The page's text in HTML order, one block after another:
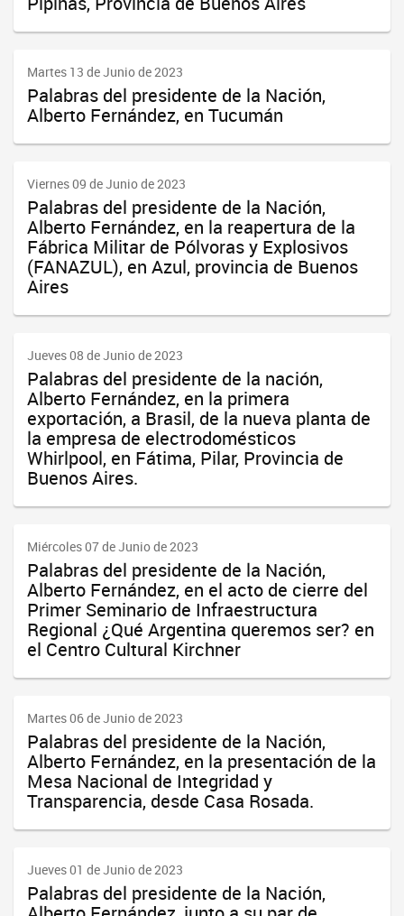
Martes 13 de Junio de 2023
Palabras del presidente de la Nación,
Alberto Fernández, en Tucumán
Viernes 09 de Junio de 2023
Palabras del presidente de la Nación,
Alberto Fernández, en la reapertura de la
Fábrica Militar de Pólvoras y Explosivos
(FANAZUL), en Azul, provincia de Buenos
Aires
Jueves 08 de Junio de 2023
Palabras del presidente de la nación,
Alberto Fernández, en la primera
exportación, a Brasil, de la nueva planta de
la empresa de electrodomésticos
Whirlpool, en Fátima, Pilar, Provincia de
Buenos Aires.
Miércoles 07 de Junio de 2023
Palabras del presidente de la Nación,
Alberto Fernández, en el acto de cierre del
Primer Seminario de Infraestructura
Regional ¿Qué Argentina queremos ser? en
el Centro Cultural Kirchner
Martes 06 de Junio de 2023
Palabras del presidente de la Nación,
Alberto Fernández, en la presentación de la
Mesa Nacional de Integridad y
Transparencia, desde Casa Rosada.
Jueves 01 de Junio de 2023
Palabras del presidente de la Nación,